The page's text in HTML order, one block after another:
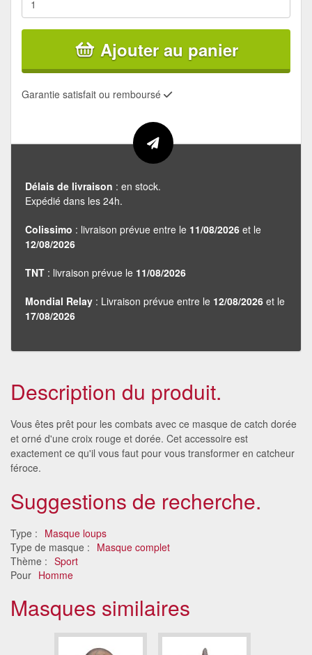
Ajouter au panier
Garantie satisfait ou remboursé
Délais de livraison : en stock.
Expédié dans les 24h.
Colissimo : livraison prévue entre le 11/08/2026 et le
12/08/2026
TNT : livraison prévue le 11/08/2026
Mondial Relay : Livraison prévue entre le 12/08/2026 et le
17/08/2026
Description du produit.
Vous êtes prêt pour les combats avec ce masque de catch dorée
et orné d'une croix rouge et dorée. Cet accessoire est
exactement ce qu'il vous faut pour vous transformer en catcheur
féroce.
Suggestions de recherche.
Type : Masque loups
Type de masque : Masque complet
Thème : Sport
Pour Homme
Masques similaires